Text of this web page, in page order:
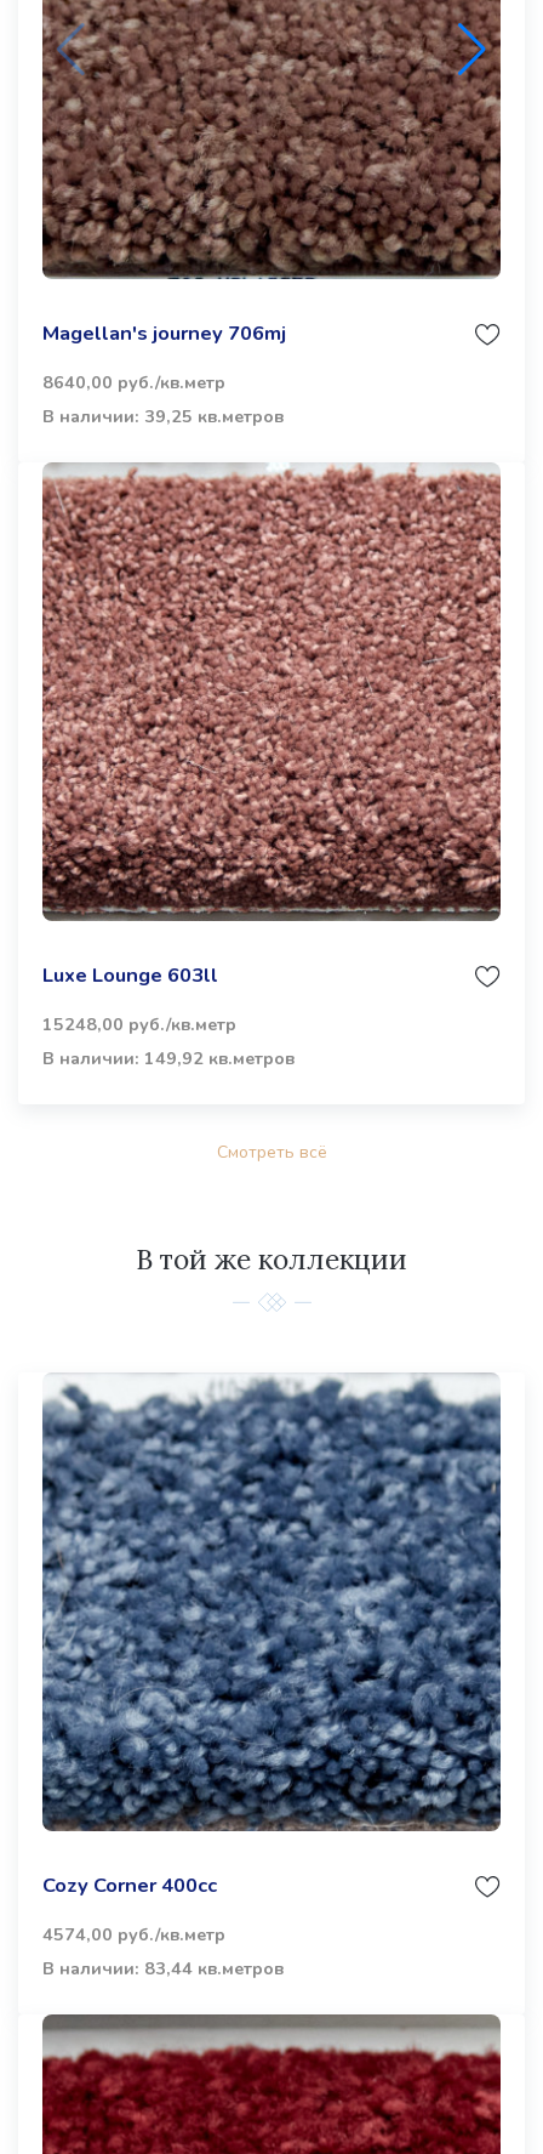
Magellan's journey 706mj
8640,00 руб./кв.метр
В наличии: 39,25 кв.метров
Luxe Lounge 603ll
15248,00 руб./кв.метр
В наличии: 149,92 кв.метров
Смотреть всё
В той же коллекции
Cozy Corner 400cc
4574,00 руб./кв.метр
В наличии: 83,44 кв.метров